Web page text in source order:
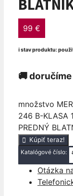
99 €
ℹ stav produktu:
🚚
množstvo
246 B-KLASA
PREDNÝ
Kúpiť teraz!
Katalógové číslo:
Otázka